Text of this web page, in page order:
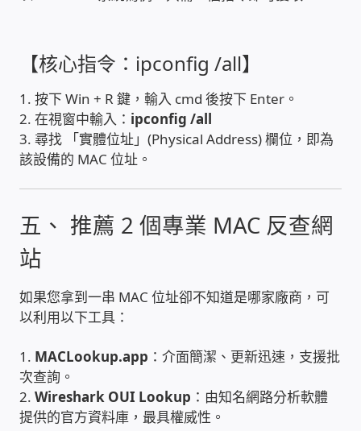
網路 工具 軟體 手冊
監視器安裝維修
監視器DIY
昇銳電子(HI SHARP)智慧科技
太陽能系統監視器
監視器 信和 TBC 固定IP
【核心指令：ipconfig /all】
1. 按下 Win + R 鍵，輸入 cmd 後按下 Enter。
2. 在視窗中輸入： ipconfig /all
3. 尋找 「實體位址」(Physical Address) 欄位，即為
該設備的 MAC 位址。
五、 推薦 2 個專業 MAC 反查網
站
如果您拿到一串 MAC 位址卻不知道是哪家廠商，可
以利用以下工具：
1. MACLookup.app ：介面簡潔、更新迅速，支援批
次查詢。
2.Wireshark OUI Lookup ：由知名網路分析軟體
提供的官方資料庫，最具權威性。